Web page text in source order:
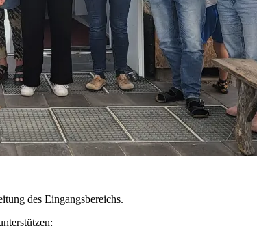
des Eingangsbereichs.